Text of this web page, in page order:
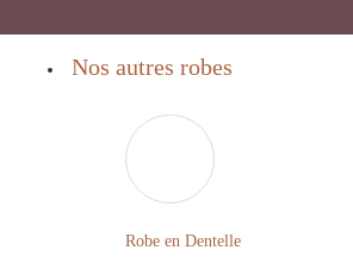
Nos autres robes
Robe en Dentelle